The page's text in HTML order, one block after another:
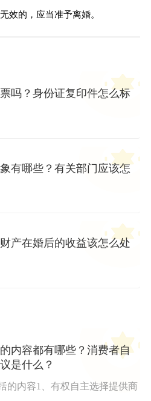
效的，应当准予离婚。
吗？身份证复印件怎么标
有哪些？有关部门应该怎
产在婚后的收益该怎么处
内容都有哪些？消费者自
是什么？
的内容1、有权自主选择提供商